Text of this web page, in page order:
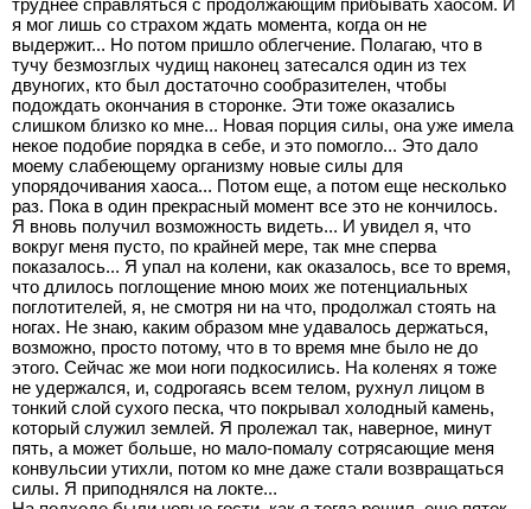
труднее справляться с продолжающим прибывать хаосом. И
я мог лишь со страхом ждать момента, когда он не
выдержит... Но потом пришло облегчение. Полагаю, что в
тучу безмозглых чудищ наконец затесался один из тех
двуногих, кто был достаточно сообразителен, чтобы
подождать окончания в сторонке. Эти тоже оказались
слишком близко ко мне... Новая порция силы, она уже имела
некое подобие порядка в себе, и это помогло... Это дало
моему слабеющему организму новые силы для
упорядочивания хаоса... Потом еще, а потом еще несколько
раз. Пока в один прекрасный момент все это не кончилось.
Я вновь получил возможность видеть... И увидел я, что
вокруг меня пусто, по крайней мере, так мне сперва
показалось... Я упал на колени, как оказалось, все то время,
что длилось поглощение мною моих же потенциальных
поглотителей, я, не смотря ни на что, продолжал стоять на
ногах. Не знаю, каким образом мне удавалось держаться,
возможно, просто потому, что в то время мне было не до
этого. Сейчас же мои ноги подкосились. На коленях я тоже
не удержался, и, содрогаясь всем телом, рухнул лицом в
тонкий слой сухого песка, что покрывал холодный камень,
который служил землей. Я пролежал так, наверное, минут
пять, а может больше, но мало-помалу сотрясающие меня
конвульсии утихли, потом ко мне даже стали возвращаться
силы. Я приподнялся на локте...